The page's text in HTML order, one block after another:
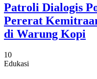
Patroli Dialogis
Pererat
di Warung Kopi
10
Edukasi